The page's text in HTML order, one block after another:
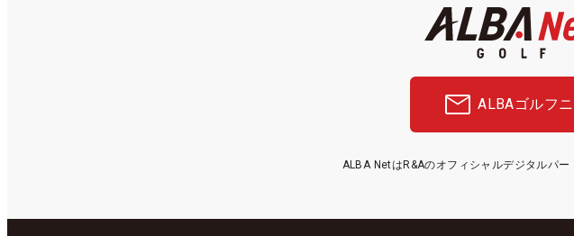
ALBAゴルフ
ALBA NetはR&Aのオフィシャルデジタルパー